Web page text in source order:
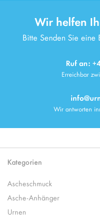
Wir helfen
Bitte Senden Sie eine
Ruf an:
Erreichbar
Wir antworten
Kategorien
Ascheschmuck
Asche-Anhänger
Urnen